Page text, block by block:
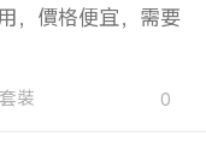
，價格便宜，需要
裝 0